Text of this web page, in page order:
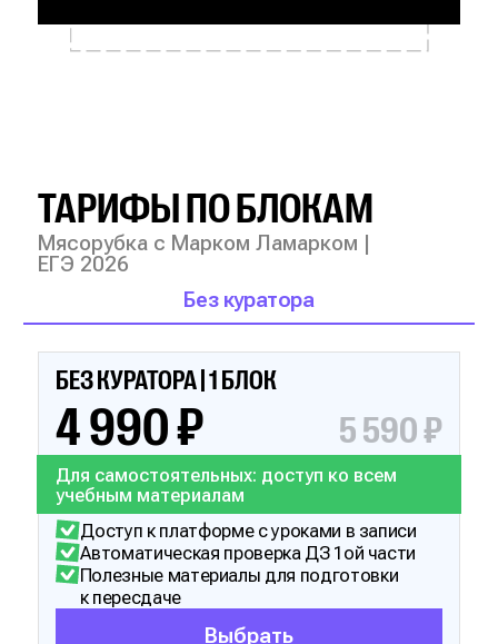
ТАРИФЫ ПО БЛОКАМ
Мясорубка с Марком Ламарком |
ЕГЭ 2026
Без куратора
БЕЗ КУРАТОРА | 1 БЛОК
4 990 ₽ 5 590 ₽
Для самостоятельных: доступ ко всем
учебным материалам
Доступ к платформе с уроками в записи
Автоматическая проверка ДЗ 1ой части
Полезные материалы для подготовки
к пересдаче
Выбрать